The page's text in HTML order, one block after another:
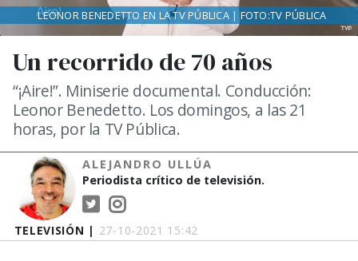
TELEVISIÓN | 27-10-2021 15:42
Un recorrido de 70 años
“¡Aire!”. Miniserie documental. Conducción:
Leonor Benedetto. Los domingos, a las 21
horas, por la TV Pública.
ALEJANDRO ULLÚA
Periodista crítico de televisión.
LEONOR BENEDETTO EN LA TV PÚBLICA | FOTO:TV PÚBLICA